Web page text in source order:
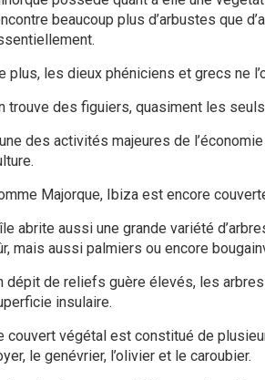
beaucoup plus d’arbustes que
plus, les dieux phéniciens et grecs ne
trouve des figuiers, quasiment les
des activités majeures de
Majorque, Ibiza est encore
abrite aussi une grande variété
mais aussi palmiers ou encore
dépit de reliefs guère élevés, les
insulaire.
couvert végétal est constitué de
le genévrier, l’olivier et le caroubier.